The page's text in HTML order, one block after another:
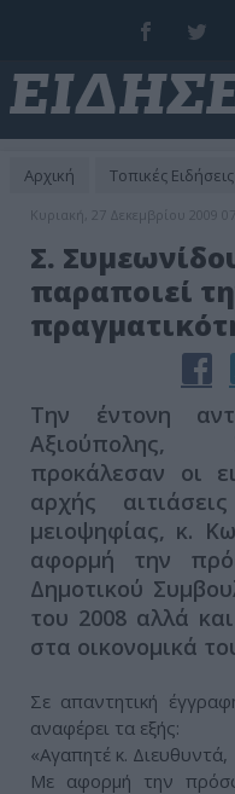
Αρχική Τοπικές Ειδήσεις
Κυριακή, 27 Δεκεμβρίου 2009
Σ.
παραποιεί
Την έντονη
Αξιούπολης,
προκάλεσαν οι
αρχής
μειοψηφίας, κ.
αφορμή την
Δημοτικού
του 2008 αλλά
στα οικονομικά
Σε απαντητική
αναφέρει τα εξής:
«Αγαπητέ κ. Διευθυντά,
Με αφορμή την